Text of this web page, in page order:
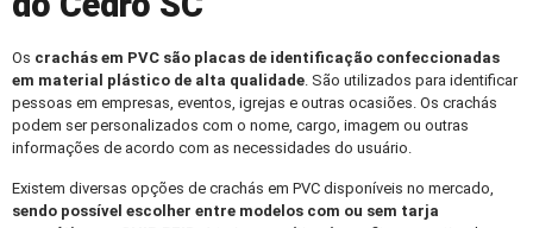
Os crachás em PVC são placas de identificação confeccionadas
em material plástico de alta qualidade. São utilizados para identificar
pessoas em empresas, eventos, igrejas e outras ocasiões. Os crachás
podem ser personalizados com o nome, cargo, imagem ou outras
informações de acordo com as necessidades do usuário.
Existem diversas opções de crachás em PVC disponíveis no mercado,
sendo possível escolher entre modelos com ou sem tarja